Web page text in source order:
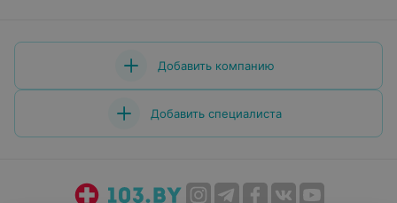
Добавить компанию
Добавить специалиста